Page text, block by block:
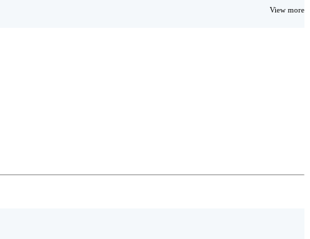
View more